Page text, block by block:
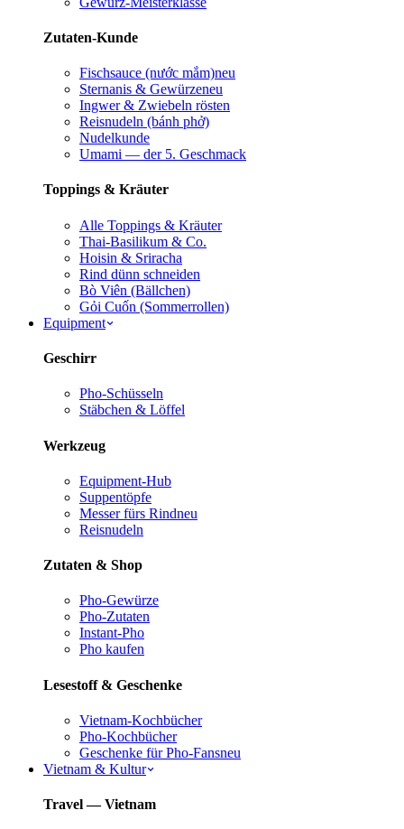
Zutaten-Kunde
Fischsauce (nước mắm)neu
Sternanis & Gewürzeneu
Ingwer & Zwiebeln rösten
Reisnudeln (bánh phở)
Nudelkunde
Umami — der 5. Geschmack
Toppings & Kräuter
Alle Toppings & Kräuter
Thai-Basilikum & Co.
Hoisin & Sriracha
Rind dünn schneiden
Bò Viên (Bällchen)
Gỏi Cuốn (Sommerrollen)
Equipment
Geschirr
Pho-Schüsseln
Stäbchen & Löffel
Werkzeug
Equipment-Hub
Suppentöpfe
Messer fürs Rindneu
Reisnudeln
Zutaten & Shop
Pho-Gewürze
Pho-Zutaten
Instant-Pho
Pho kaufen
Lesestoff & Geschenke
Vietnam-Kochbücher
Pho-Kochbücher
Geschenke für Pho-Fansneu
Vietnam & Kultur
Travel — Vietnam